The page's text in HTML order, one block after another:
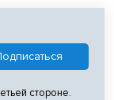
стороне.